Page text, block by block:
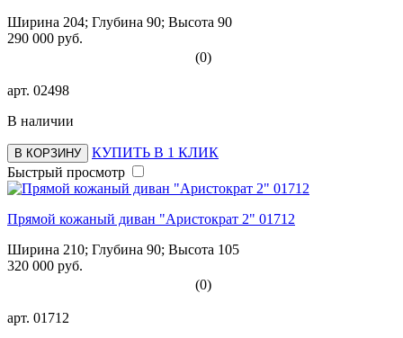
Ширина 204; Глубина 90; Высота 90
290 000 руб.
(0)
арт. 02498
В наличии
В КОРЗИНУ
КУПИТЬ В 1 КЛИК
Быстрый просмотр
Прямой кожаный диван "Аристократ 2" 01712
Ширина 210; Глубина 90; Высота 105
320 000 руб.
(0)
арт. 01712